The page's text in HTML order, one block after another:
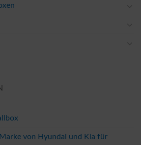
von Hyundai und Kia für